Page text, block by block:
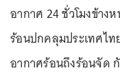
อากาศ 24 ชั่วโมงข้าง
ร้อนปกคลุมประเทศไ
อากาศร้อนถึงร้อนจัด